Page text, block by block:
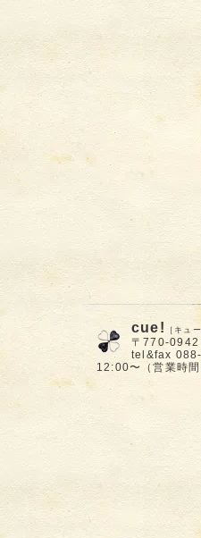
cue! ［キュ
〒770-0942
tel&fax
12:00〜（営業時間